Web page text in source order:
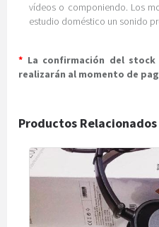
vídeos o componiendo. Los
estudio doméstico un sonido
* La confirmación del
realizarán al momento de
Productos Relacionados